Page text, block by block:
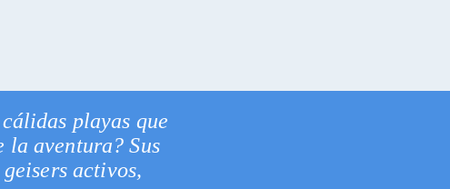
playas que
la aventura? Sus
activos,